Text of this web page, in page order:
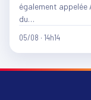
également appelée
du…
05/08 · 14h14